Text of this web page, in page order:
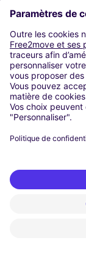
Paris
Madrid
Washington DC
Milan
Rome
Turin
Vienne
Berlin
Düsseldorf